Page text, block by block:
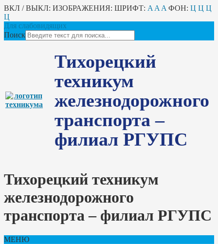
ВКЛ / ВЫКЛ: ИЗОБРАЖЕНИЯ: ШРИФТ: A A A ФОН: Ц Ц Ц
Ц
Для слабовидящих
Поиск
Тихорецкий
техникум
железнодорожного
транспорта –
филиал РГУПС
Тихорецкий техникум
железнодорожного
транспорта – филиал РГУПС
МЕНЮ